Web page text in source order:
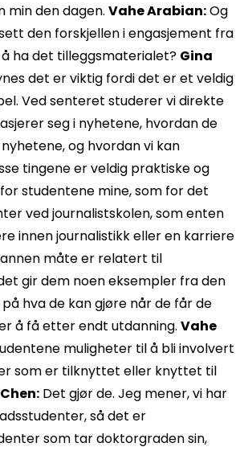
min den dagen.Vahe Arabian:Og
den forskjellen i engasjement fra
ha det tilleggsmaterialet? Gina
det er viktig fordi det er et veldig
Ved senteret studerer vi direkte
seg i nyhetene, hvordan de
og hvordan vi kan
tingene er veldig praktiske og
studentene mine, som for det
ved journalistskolen, som enten
innen journalistikk eller en karriere
måte er relatert til
gir dem noen eksempler fra den
hva de kan gjøre når de får de
å få etter endt utdanning.Vahe
muligheter til å bli involvert
som er tilknyttet eller knyttet til
Det gjør de. Jeg mener, vi har
så det er
som tar doktorgraden sin,